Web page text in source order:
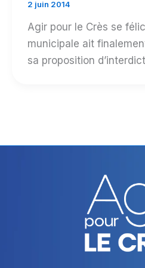
2 juin 2014
Agir pour le Crès se
municipale ait
sa proposition